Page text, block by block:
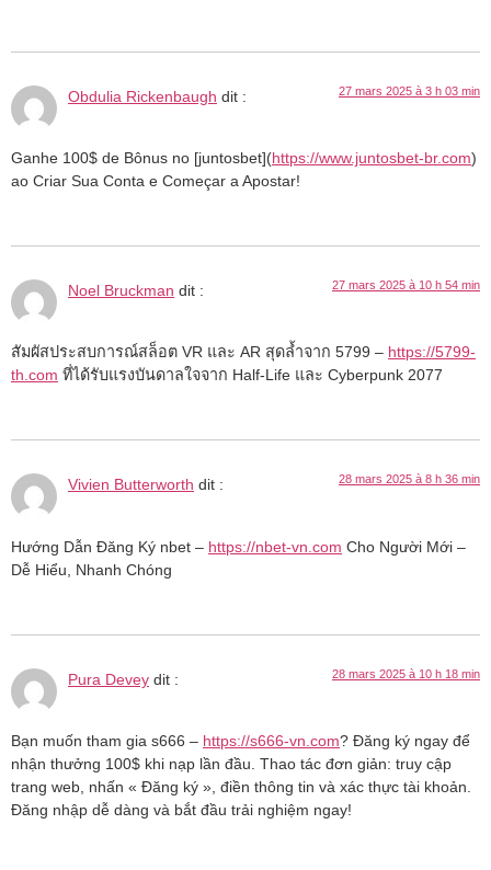
Obdulia Rickenbaugh dit : 27 mars 2025 à 3 h 03 min
Ganhe 100$ de Bônus no [juntosbet](https://www.juntosbet-br.com)
ao Criar Sua Conta e Começar a Apostar!
Noel Bruckman dit : 27 mars 2025 à 10 h 54 min
สัมผัสประสบการณ์สล็อต VR และ AR สุดล้ำจาก 5799 – https://5799-
th.com ที่ได้รับแรงบันดาลใจจาก Half-Life และ Cyberpunk 2077
Vivien Butterworth dit : 28 mars 2025 à 8 h 36 min
Hướng Dẫn Đăng Ký nbet – https://nbet-vn.com Cho Người Mới –
Dễ Hiểu, Nhanh Chóng
Pura Devey dit : 28 mars 2025 à 10 h 18 min
Bạn muốn tham gia s666 – https://s666-vn.com? Đăng ký ngay để
nhận thưởng 100$ khi nạp lần đầu. Thao tác đơn giản: truy cập
trang web, nhấn « Đăng ký », điền thông tin và xác thực tài khoản.
Đăng nhập dễ dàng và bắt đầu trải nghiệm ngay!